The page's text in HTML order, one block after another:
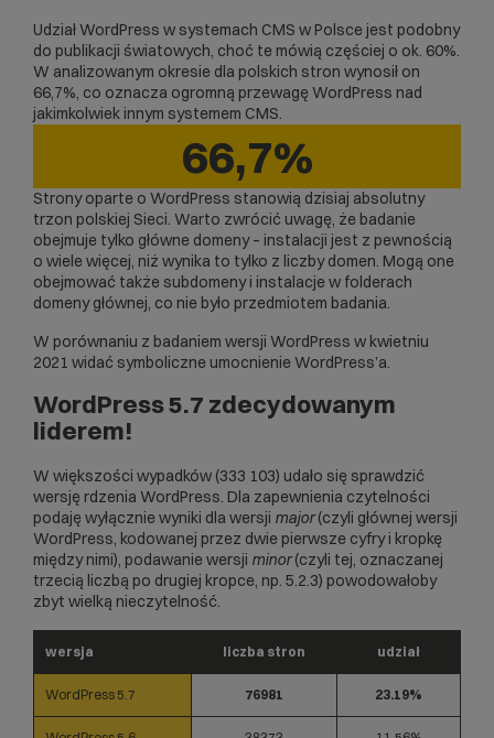
Udział WordPress w systemach CMS w Polsce jest podobny
do publikacji światowych, choć te mówią częściej o ok. 60%.
W analizowanym okresie dla polskich stron wynosił on
66,7%, co oznacza ogromną przewagę WordPress nad
jakimkolwiek innym systemem CMS.
66,7%
Strony oparte o WordPress stanowią dzisiaj absolutny
trzon polskiej Sieci. Warto zwrócić uwagę, że badanie
obejmuje tylko główne domeny – instalacji jest z pewnością
o wiele więcej, niż wynika to tylko z liczby domen. Mogą one
obejmować także subdomeny i instalacje w folderach
domeny głównej, co nie było przedmiotem badania.
W porównaniu z badaniem wersji WordPress w kwietniu
2021 widać symboliczne umocnienie WordPress’a.
WordPress 5.7 zdecydowanym
liderem!
W większości wypadków (333 103) udało się sprawdzić
wersję rdzenia WordPress. Dla zapewnienia czytelności
podaję wyłącznie wyniki dla wersji major(czyli głównej wersji
WordPress, kodowanej przez dwie pierwsze cyfry i kropkę
między nimi), podawanie wersji minor(czyli tej, oznaczanej
trzecią liczbą po drugiej kropce, np. 5.2.3) powodowałoby
zbyt wielką nieczytelność.
wersja liczba stron udział
WordPress 5.7 76981 23.19%